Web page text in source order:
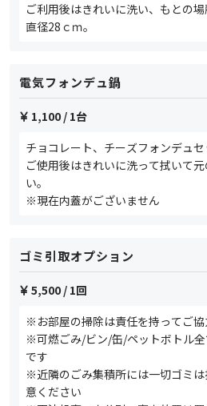
ご利用後はきれいに洗い、もとの場
直径28ｃｍ。
電気フォンデュ鍋
1,100 / 1台
チョコレート、チーズフォンデュセ
ご使用後はきれいに洗って拭いて
い。
※現在内蓋がございません
ゴミ引取オプション
5,500 / 1回
※お部屋の掃除は責任を持ってご協
※可燃ごみ/ビン/缶/ペットボトル
です
※近隣のごみ集積所には一切ゴミ
意ください